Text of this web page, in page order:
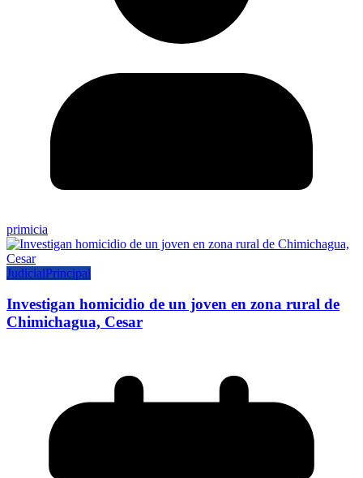
primicia
JudicialPrincipal
Investigan homicidio de un joven en zona rural de
Chimichagua, Cesar